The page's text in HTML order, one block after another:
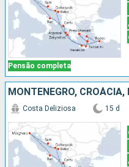
Pensão completa
MONTENEGRO,
Costa Deliziosa 15 d